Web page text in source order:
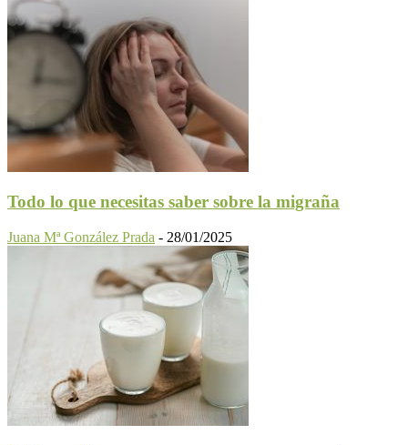
Todo lo que necesitas saber sobre la migraña
Juana Mª González Prada - 28/01/2025